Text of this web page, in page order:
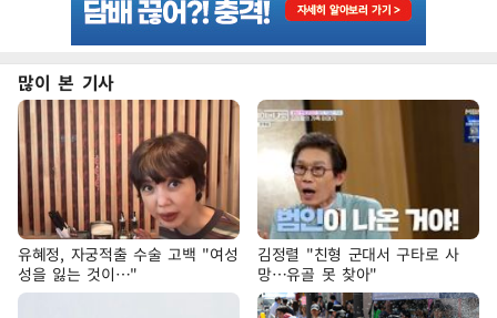
많이 본 기사
유혜정, 자궁적출 수술 고백 "여성
성을 잃는 것이…"
김정렬 "친형 군대서 구타로 사
망…유골 못 찾아"